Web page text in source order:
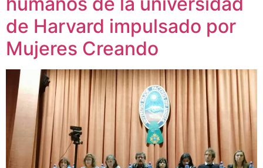
de Harvard impulsado por
Mujeres Creando